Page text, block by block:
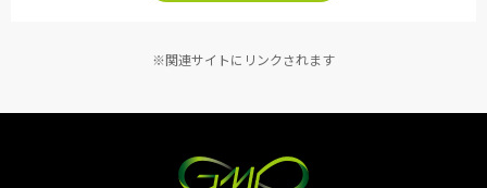
※関連サイトにリンクされます